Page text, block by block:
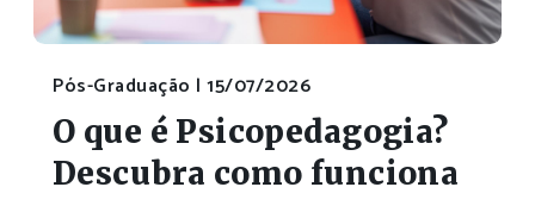
Pós-Graduação | 15/07/2026
O que é Psicopedagogia?
Descubra como funciona